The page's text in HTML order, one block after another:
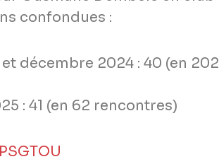
confondues :
décembre 2024 : 40 (en 202
: 41 (en 62 rencontres)